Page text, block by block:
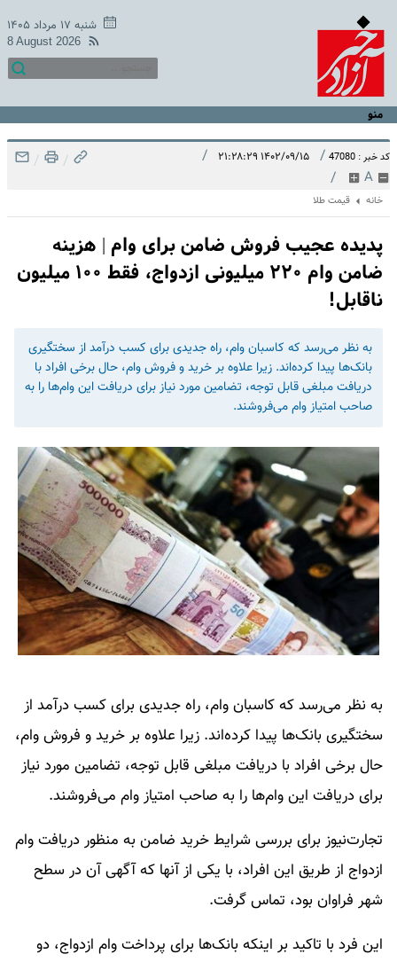
شنبه ۱۷ مرداد ۱۴۰۵
8 August 2026
منو
کد خبر : 47080 / ۱۴۰۲/۰۹/۱۵ ۲۱:۲۸:۲۹ /
A
/
/
/
خانه قیمت طلا
پدیده عجیب فروش ضامن برای وام | هزینه
ضامن وام ۲۲۰ میلیونی ازدواج، فقط ۱۰۰ میلیون
ناقابل!
به نظر می‌رسد که کاسبان وام، راه جدیدی برای کسب درآمد از سختگیری
بانک‌ها پیدا کرده‌اند. زیرا علاوه بر خرید و فروش وام، حال برخی افراد با
دریافت مبلغی قابل توجه، تضامین مورد نیاز برای دریافت این وام‌ها را به
صاحب امتیاز وام می‌فروشند.
به نظر می‌رسد که کاسبان وام، راه جدیدی برای کسب درآمد از
سختگیری بانک‌ها پیدا کرده‌اند. زیرا علاوه بر خرید و فروش وام،
حال برخی افراد با دریافت مبلغی قابل توجه، تضامین مورد نیاز
برای دریافت این وام‌ها را به صاحب امتیاز وام می‌فروشند.
تجارت‌نیوز برای بررسی شرایط خرید ضامن به منظور دریافت وام
ازدواج از طریق این افراد، با یکی از آنها که آگهی آن در سطح
شهر فراوان بود، تماس گرفت.
این فرد با تاکید بر اینکه بانک‌ها برای پرداخت وام ازدواج، دو